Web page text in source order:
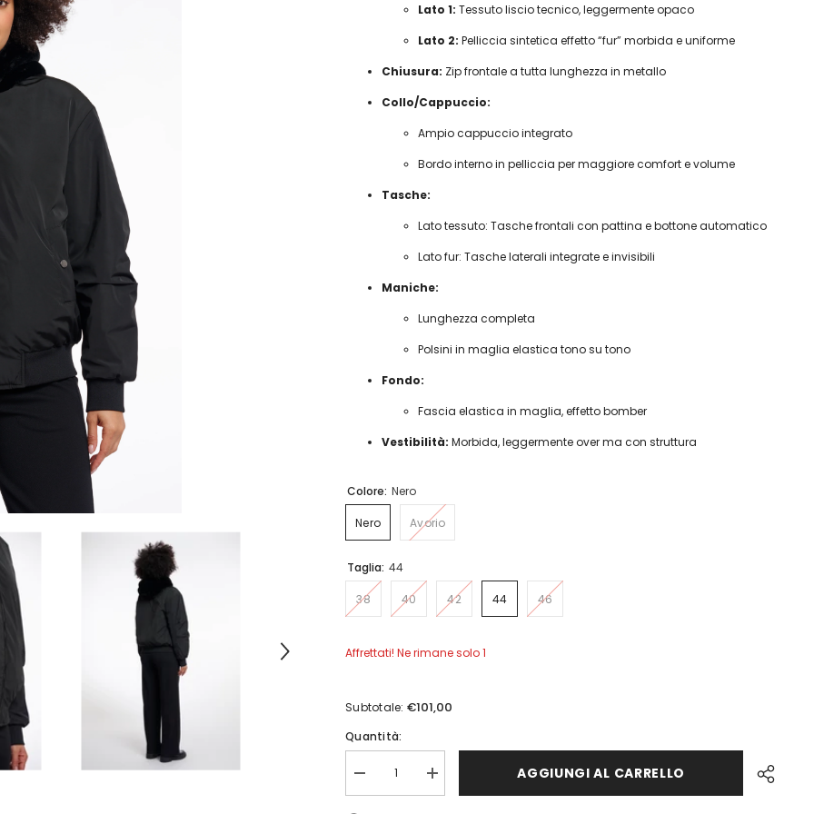
Lato 1: Tessuto liscio tecnico, leggermente opaco
Lato 2: Pelliccia sintetica effetto “fur” morbida e uniforme
Chiusura: Zip frontale a tutta lunghezza in metallo
Collo/Cappuccio:
Ampio cappuccio integrato
Bordo interno in pelliccia per maggiore comfort e volume
Tasche:
Lato tessuto: Tasche frontali con pattina e bottone automatico
Lato fur: Tasche laterali integrate e invisibili
Maniche:
Lunghezza completa
Polsini in maglia elastica tono su tono
Fondo:
Fascia elastica in maglia, effetto bomber
Vestibilità: Morbida, leggermente over ma con struttura
Colore: Nero
Nero Avorio
Taglia: 44
38 40 42 44 46
Affrettati! Ne rimane solo 1
Subtotale: €101,00
Quantità:
Diminuisci
quantità
Aumenta
quantità
AGGIUNGI AL CARRELLO